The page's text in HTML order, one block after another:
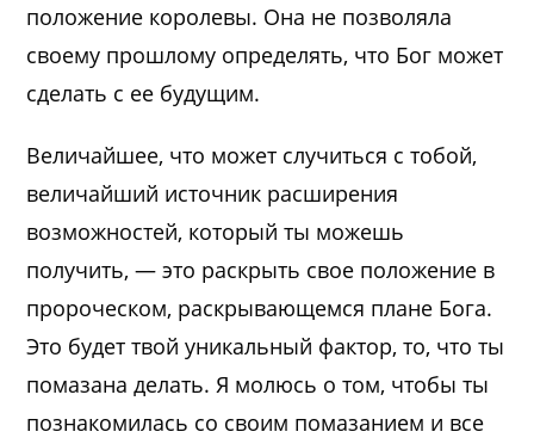
положение королевы. Она не позволяла
своему прошлому определять, что Бог может
сделать с ее будущим.
Величайшее, что может случиться с тобой,
величайший источник расширения
возможностей, который ты можешь
получить, — это раскрыть свое положение в
пророческом, раскрывающемся плане Бога.
Это будет твой уникальный фактор, то, что ты
помазана делать. Я молюсь о том, чтобы ты
познакомилась со своим помазанием и все